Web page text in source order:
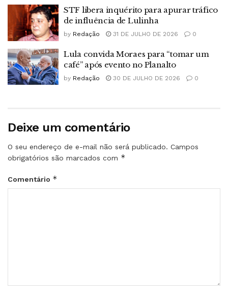
STF libera inquérito para apurar tráfico
de influência de Lulinha
by Redação 31 DE JULHO DE 2026 0
Lula convida Moraes para “tomar um
café” após evento no Planalto
by Redação 30 DE JULHO DE 2026 0
Deixe um comentário
O seu endereço de e-mail não será publicado. Campos
obrigatórios são marcados com *
Comentário *